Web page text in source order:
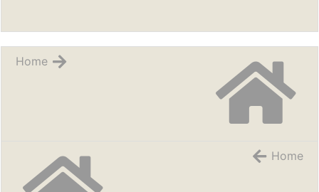
Home
Home